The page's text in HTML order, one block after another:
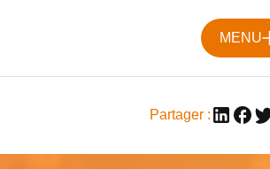
MENU
Partager :